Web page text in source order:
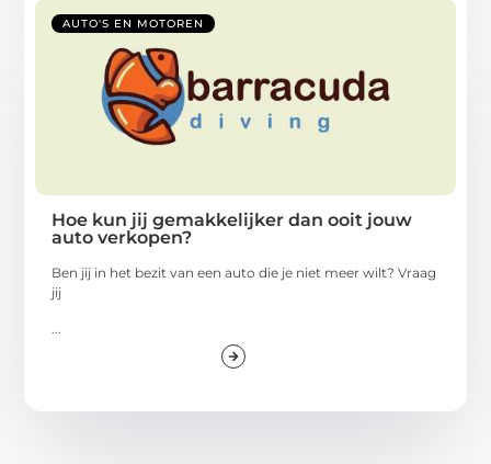
AUTO'S EN MOTOREN
Hoe kun jij gemakkelijker dan ooit jouw
auto verkopen?
Ben jij in het bezit van een auto die je niet meer wilt? Vraag
jij